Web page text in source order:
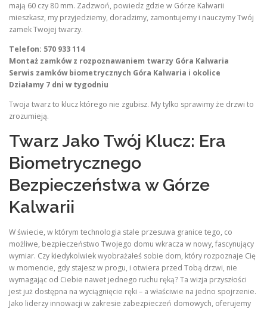
mają 60 czy 80 mm. Zadzwoń, powiedz gdzie w Górze Kalwarii
mieszkasz, my przyjedziemy, doradzimy, zamontujemy i nauczymy Twój
zamek Twojej twarzy.
Telefon: 570 933 114
Montaż zamków z rozpoznawaniem twarzy Góra Kalwaria
Serwis zamków biometrycznych Góra Kalwaria i okolice
Działamy 7 dni w tygodniu
Twoja twarz to klucz którego nie zgubisz. My tylko sprawimy że drzwi to
zrozumieją.
Twarz Jako Twój Klucz: Era
Biometrycznego
Bezpieczeństwa w Górze
Kalwarii
W świecie, w którym technologia stale przesuwa granice tego, co
możliwe, bezpieczeństwo Twojego domu wkracza w nowy, fascynujący
wymiar. Czy kiedykolwiek wyobrażałeś sobie dom, który rozpoznaje Cię
w momencie, gdy stajesz w progu, i otwiera przed Tobą drzwi, nie
wymagając od Ciebie nawet jednego ruchu ręką? Ta wizja przyszłości
jest już dostępna na wyciągnięcie ręki – a właściwie na jedno spojrzenie.
Jako liderzy innowacji w zakresie zabezpieczeń domowych, oferujemy